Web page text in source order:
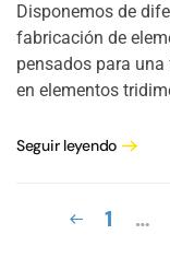
Disponemos de
fabricación de
pensados para
en elementos
Seguir leyendo
1 …